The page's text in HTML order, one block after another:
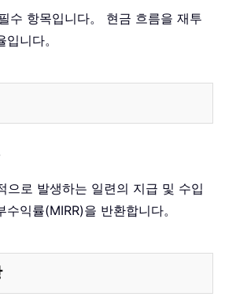
수 항목입니다。 현금 흐름을 재투
니다。
으로 발생하는 일련의 지급 및 수입
익률(MIRR)을 반환합니다。